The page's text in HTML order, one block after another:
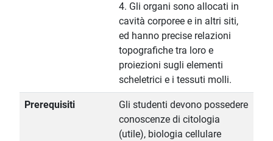
4. Gli organi sono allocati in
cavità corporee e in altri siti,
ed hanno precise relazioni
topografiche tra loro e
proiezioni sugli elementi
scheletrici e i tessuti molli.
Prerequisiti
Gli studenti devono possedere
conoscenze di citologia
(utile), biologia cellulare